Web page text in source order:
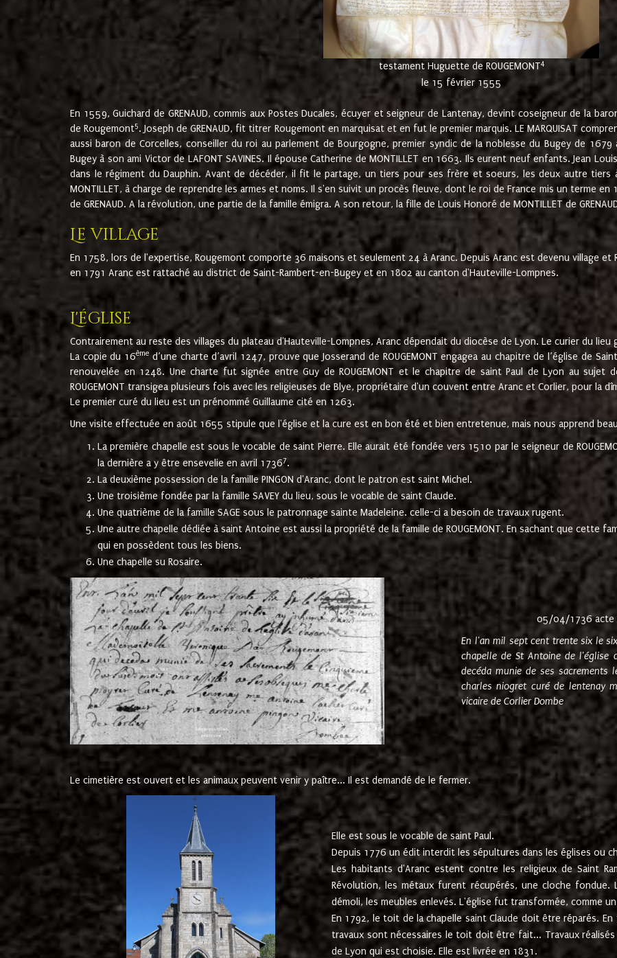
testament Huguette de ROUGEMONT4
le 15 février 1555
En 1559, Guichard de GRENAUD, commis aux Postes Ducales, écuyer et seigneur de Lantenay, devint coseigneur de la
de Rougemont5. Joseph de GRENAUD, fit titrer Rougemont en marquisat et en fut le premier marquis. LE MARQUISAT
aussi baron de Corcelles, conseiller du roi au parlement de Bourgogne, premier syndic de la noblesse du Bugey de
Bugey à son ami Victor de LAFONT SAVINES. Il épouse Catherine de MONTILLET en 1663. Ils eurent neuf enfants. Jean
dans le régiment du Dauphin. Avant de décéder, il fit le partage, un tiers pour ses frère et soeurs, les deux autre tiers
MONTILLET, à charge de reprendre les armes et noms. Il s'en suivit un procès fleuve, dont le roi de France mis un terme en
de GRENAUD. A la révolution, une partie de la famille émigra. A son retour, la fille de Louis Honoré de MONTILLET de
Le village
En 1758, lors de l'expertise, Rougemont comporte 36 maisons et seulement 24 à Aranc. Depuis Aranc est devenu village et
en 1791 Aranc est rattaché au district de Saint-Rambert-en-Bugey et en 1802 au canton d'Hauteville-Lompnes.
L'église
Contrairement au reste des villages du plateau d'Hauteville-Lompnes, Aranc dépendait du diocèse de Lyon. Le curier du
La copie du 16ème d’une charte d’avril 1247, prouve que Josserand de ROUGEMONT engagea au chapitre de l’église de
renouvelée en 1248. Une charte fut signée entre Guy de ROUGEMONT et le chapitre de saint Paul de Lyon au sujet
ROUGEMONT transigea plusieurs fois avec les religieuses de Blye, propriétaire d'un couvent entre Aranc et Corlier, pour la
Le premier curé du lieu est un prénommé Guillaume cité en 1263.
Une visite effectuée en août 1655 stipule que l'église et la cure est en bon été et bien entretenue, mais nous apprend
La première chapelle est sous le vocable de saint Pierre. Elle aurait été fondée vers 1510 par le seigneur de
la dernière a y être ensevelie en avril 17367.
La deuxième possession de la famille PINGON d'Aranc, dont le patron est saint Michel.
Une troisième fondée par la famille SAVEY du lieu, sous le vocable de saint Claude.
Une quatrième de la famille SAGE sous le patronnage sainte Madeleine. celle-ci a besoin de travaux rugent.
Une autre chapelle dédiée à saint Antoine est aussi la propriété de la famille de ROUGEMONT. En sachant que cette
qui en possèdent tous les biens.
Une chapelle su Rosaire.
05/04/1736 acte
En l'an mil sept cent trente six le
chapelle de St Antoine de l'église
decéda munie de ses sacrements
charles niogret curé de lentenay
vicaire de Corlier Dombe
Le cimetière est ouvert et les animaux peuvent venir y paître... Il est demandé de le fermer.
Elle est sous le vocable de saint Paul.
Depuis 1776 un édit interdit les sépultures dans les églises ou
Les habitants d'Aranc estent contre les religieux de Saint
Révolution, les métaux furent récupérés, une cloche
démoli, les meubles enlevés. L'église fut transformée, comme
En 1792, le toit de la chapelle saint Claude doit être réparés.
travaux sont nécessaires le toit doit être fait... Travaux
de Lyon qui est choisie. Elle est livrée en 1831.